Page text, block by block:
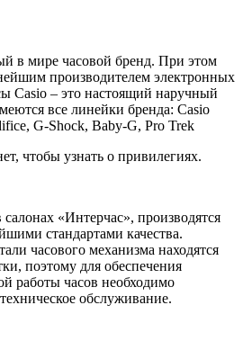
в мире часовой бренд. При этом
производителем электронных
Casio – это настоящий наручный
все линейки бренда: Casio
G-Shock, Baby-G, Pro Trek
чтобы узнать о привилегиях.
«Интерчас», производятся
стандартами качества.
часового механизма находятся
поэтому для обеспечения
работы часов необходимо
обслуживание.